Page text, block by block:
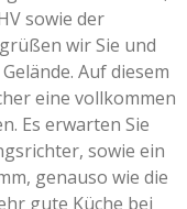
sowie der
wir Sie und
Auf diesem
eine vollkommen
Es erwarten Sie
sowie ein
genauso wie die
gute Küche bei